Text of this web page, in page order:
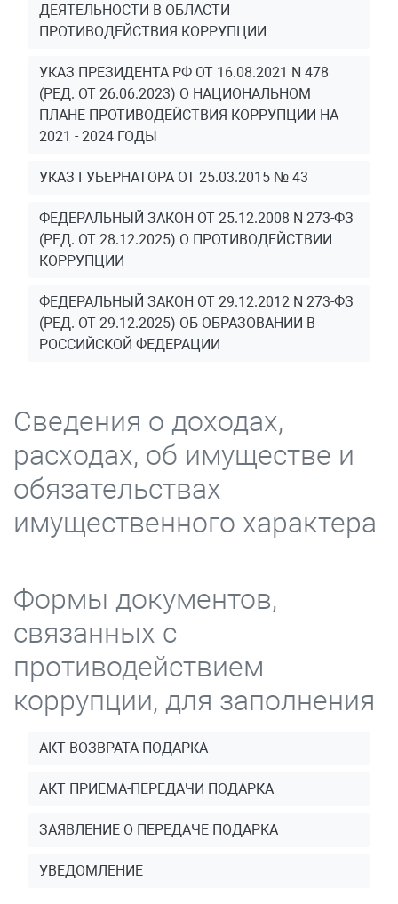
ДЕЯТЕЛЬНОСТИ В ОБЛАСТИ
ПРОТИВОДЕЙСТВИЯ КОРРУПЦИИ
УКАЗ ПРЕЗИДЕНТА РФ ОТ 16.08.2021 N 478
(РЕД. ОТ 26.06.2023) О НАЦИОНАЛЬНОМ
ПЛАНЕ ПРОТИВОДЕЙСТВИЯ КОРРУПЦИИ НА
2021 - 2024 ГОДЫ
УКАЗ ГУБЕРНАТОРА ОТ 25.03.2015 № 43
ФЕДЕРАЛЬНЫЙ ЗАКОН ОТ 25.12.2008 N 273-ФЗ
(РЕД. ОТ 28.12.2025) О ПРОТИВОДЕЙСТВИИ
КОРРУПЦИИ
ФЕДЕРАЛЬНЫЙ ЗАКОН ОТ 29.12.2012 N 273-ФЗ
(РЕД. ОТ 29.12.2025) ОБ ОБРАЗОВАНИИ В
РОССИЙСКОЙ ФЕДЕРАЦИИ
Сведения о доходах,
расходах, об имуществе и
обязательствах
имущественного характера
Формы документов,
связанных с
противодействием
коррупции, для заполнения
АКТ ВОЗВРАТА ПОДАРКА
АКТ ПРИЕМА-ПЕРЕДАЧИ ПОДАРКА
ЗАЯВЛЕНИЕ О ПЕРЕДАЧЕ ПОДАРКА
УВЕДОМЛЕНИЕ